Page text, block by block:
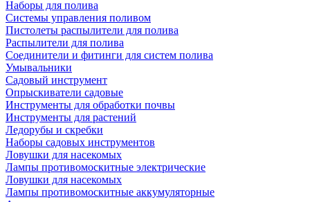
Наборы для полива
Системы управления поливом
Пистолеты распылители для полива
Распылители для полива
Соединители и фитинги для систем полива
Умывальники
Садовый инструмент
Опрыскиватели садовые
Инструменты для обработки почвы
Инструменты для растений
Ледорубы и скребки
Наборы садовых инструментов
Ловушки для насекомых
Лампы противомоскитные электрические
Ловушки для насекомых
Лампы противомоскитные аккумуляторные